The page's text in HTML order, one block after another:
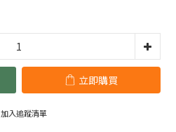
立即購買
加入追蹤清單